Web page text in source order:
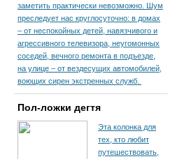
заметить практически невозможно. Шум
преследует нас круглосуточно: в домах
– от неспокойных детей, навязчивого и
агрессивного телевизора, неугомонных
соседей, вечного ремонта в подъезде,
на улице – от вездесущих автомобилей,
воющих сирен экстренных служб.
Пол-ложки дегтя
Эта колонка для
тех, кто любит
путешествовать,